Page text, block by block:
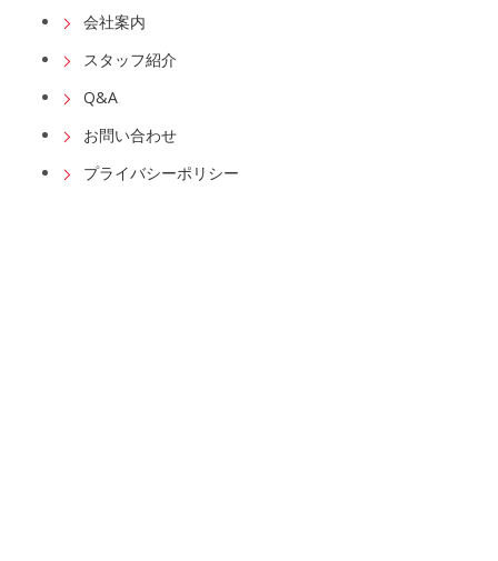
会社案内
スタッフ紹介
Q&A
お問い合わせ
プライバシーポリシー